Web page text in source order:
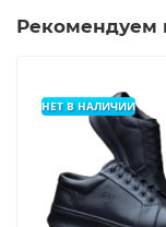
Рекомендуем
НЕТ В НАЛИЧИИ